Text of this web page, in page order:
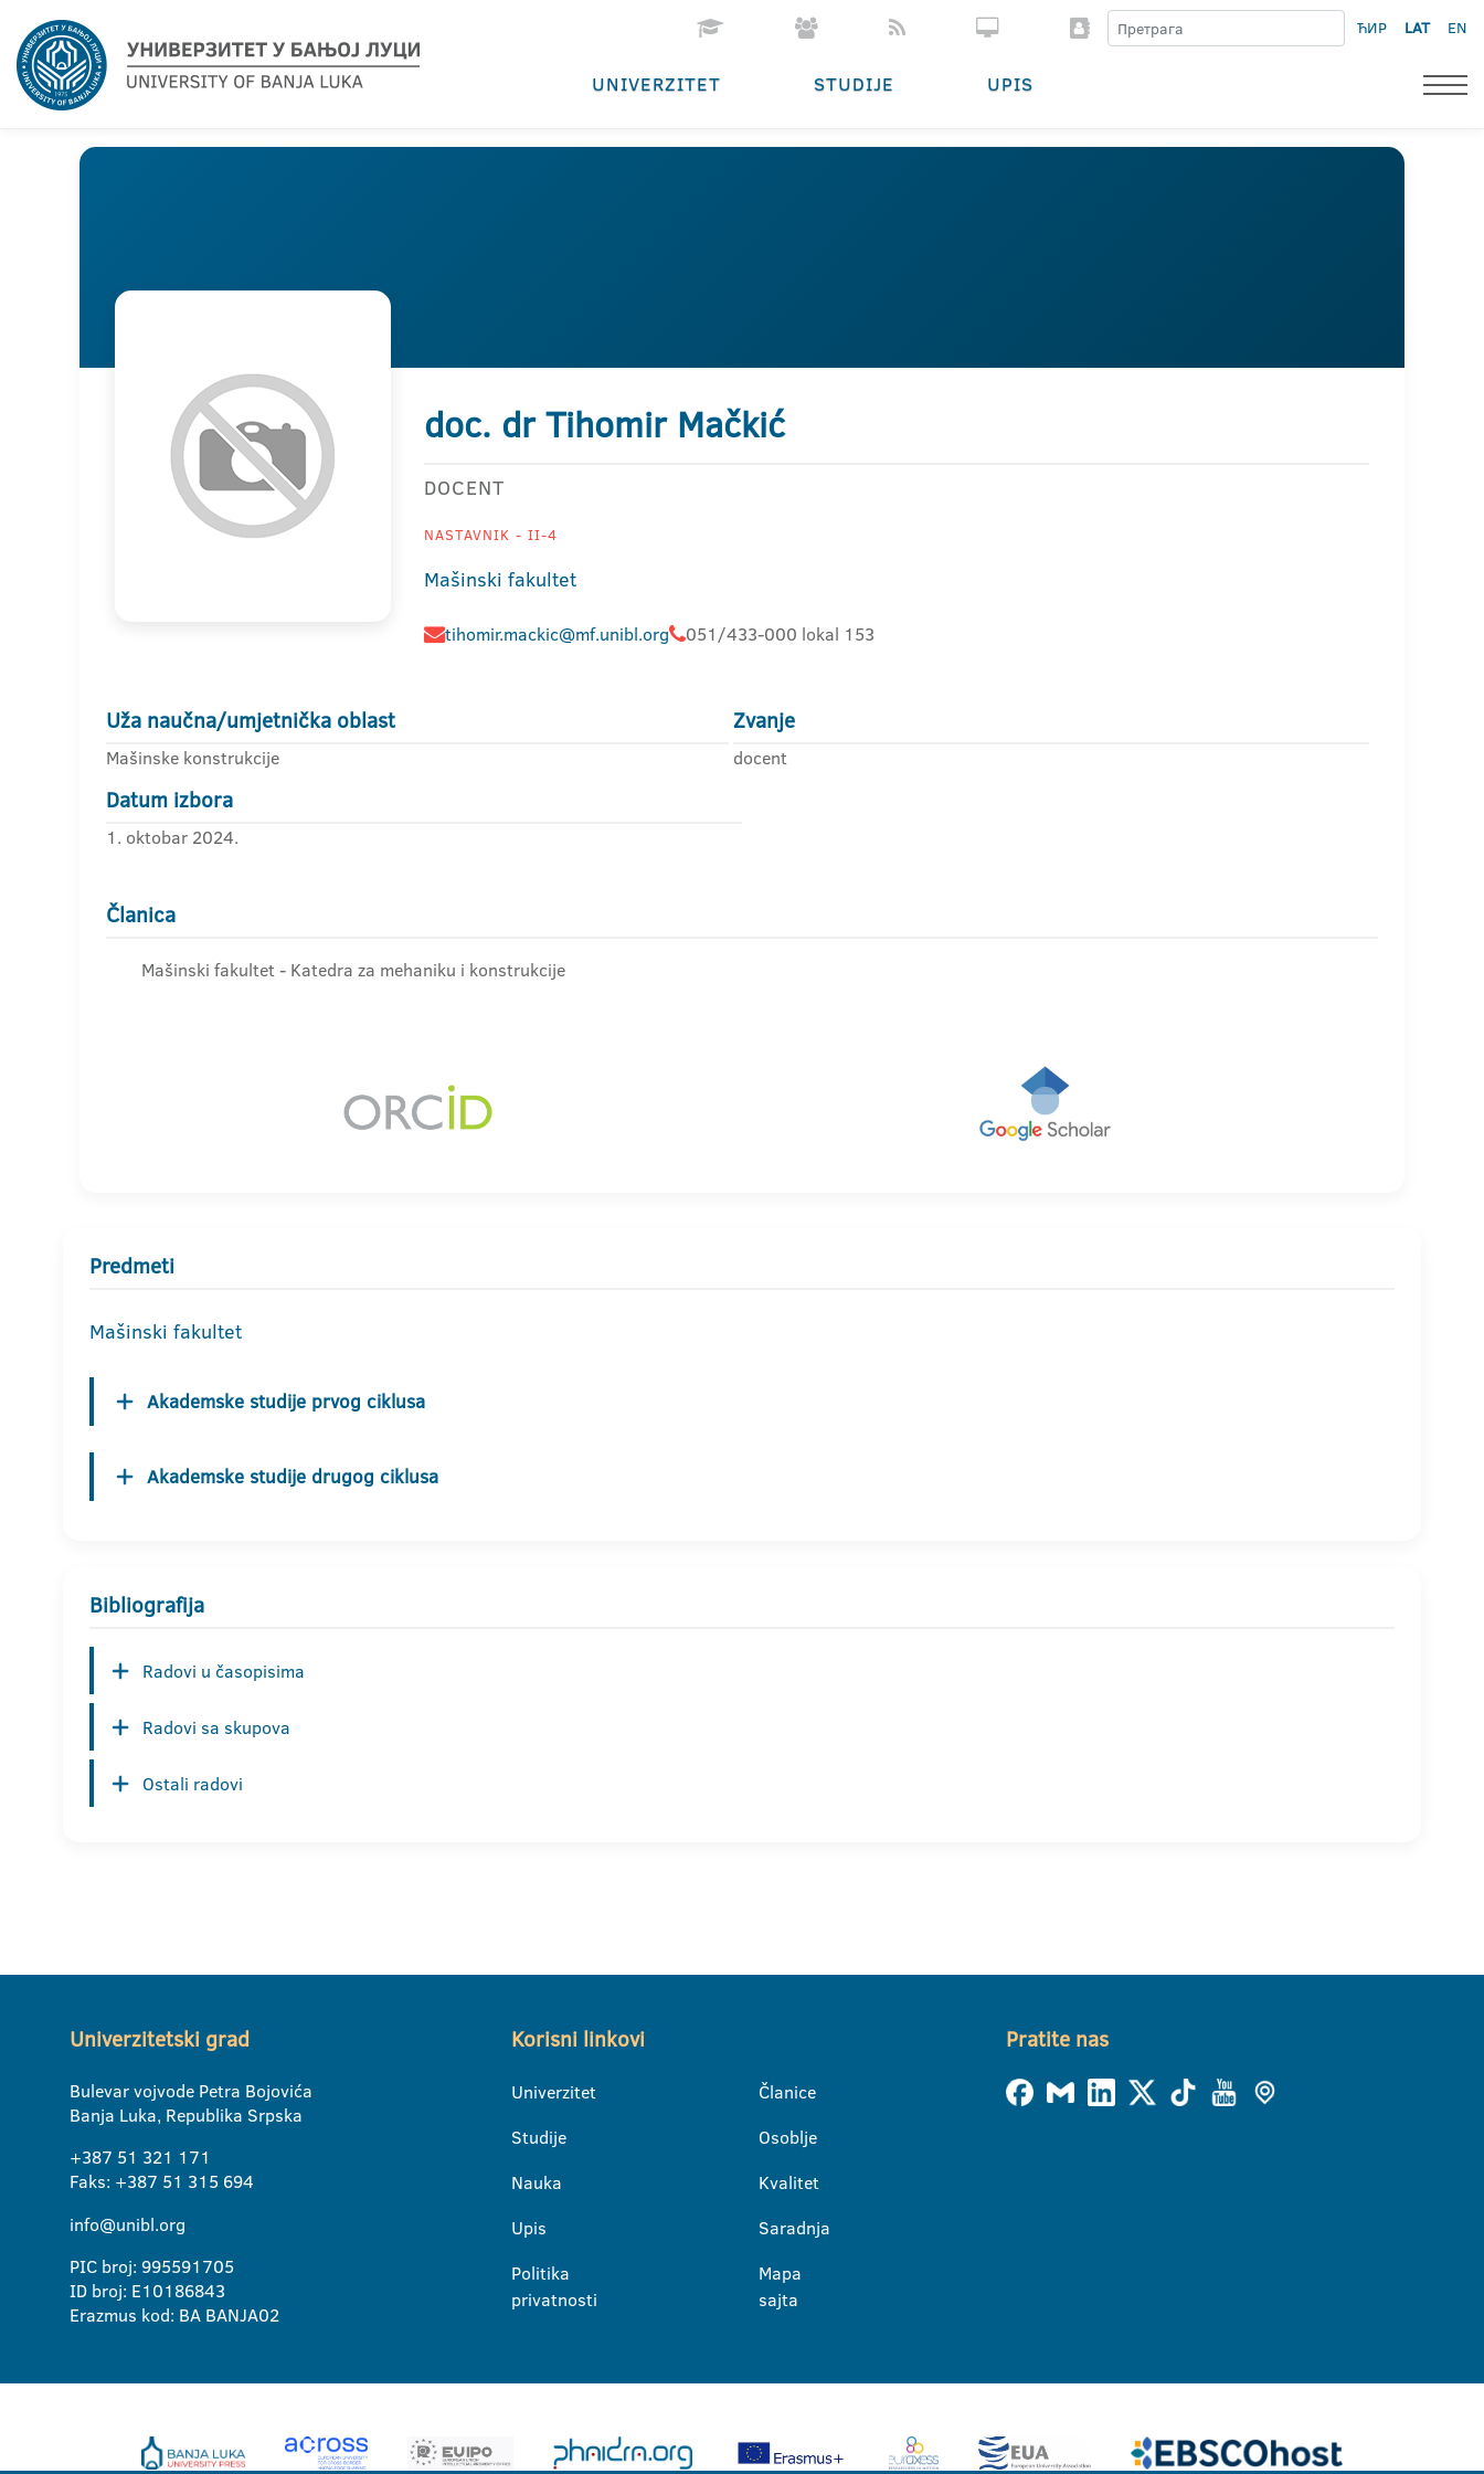
ЋИР LAT EN
UNIVERZITET STUDIJE UPIS
doc. dr Tihomir Mačkić
DOCENT
NASTAVNIK - II-4
Mašinski fakultet
tihomir.mackic@mf.unibl.org 051/433-000 lokal 153
Uža naučna/umjetnička oblast
Mašinske konstrukcije
Zvanje
docent
Datum izbora
1. oktobar 2024.
Članica
Mašinski fakultet - Katedra za mehaniku i konstrukcije
Predmeti
Mašinski fakultet
Akademske studije prvog ciklusa
Akademske studije drugog ciklusa
Bibliografija
Radovi u časopisima
Radovi sa skupova
Ostali radovi
Univerzitetski grad
Bulevar vojvode Petra Bojovića
Banja Luka, Republika Srpska
+387 51 321 171
Faks: +387 51 315 694
info@unibl.org
PIC broj: 995591705
ID broj: E10186843
Erazmus kod: BA BANJA02
Korisni linkovi
Univerzitet
Studije
Nauka
Upis
Politika
privatnosti
Članice
Osoblje
Kvalitet
Saradnja
Mapa
sajta
Pratite nas